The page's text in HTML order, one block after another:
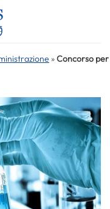
»Concorso per